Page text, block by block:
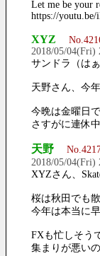
Let me be your
https://
XYZ
2018/05/04(Fri)
サンドラ（は
天野さん、今
今晩は金曜日
さすがに連休
天野
2018/05/04(Fri)
XYZさん、
桜は秋田でも
今年は本当に早
FXも忙しそう
集まりが悪い